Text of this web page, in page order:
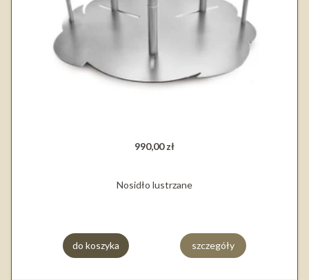
990,00 zł
Nosidło lustrzane
do koszyka szczegóły